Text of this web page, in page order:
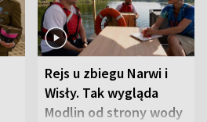
Rejs u zbiegu Narwi i
Wisły. Tak wygląda
Modlin od strony wody